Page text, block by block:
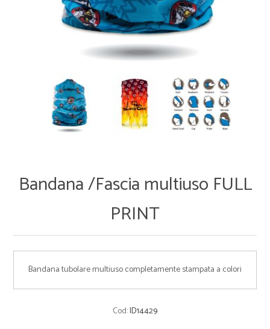
Bandana /Fascia multiuso FULL
PRINT
Bandana tubolare multiuso completamente stampata a colori
Cod:ID14429